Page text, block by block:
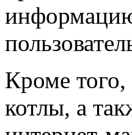
Кроме того,
котлы, а